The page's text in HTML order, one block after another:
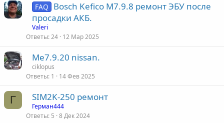
FAQ
Bosch Kefico M7.9.8 ремонт ЭБУ после
просадки АКБ.
Valeri
Ответы 24 12 Мар 2025
Me7.9.20 nissan.
ciklopus
Ответы 1 14 Фев 2025
Г SIM2K-250 ремонт
Герман444
Ответы 5 8 Дек 2024